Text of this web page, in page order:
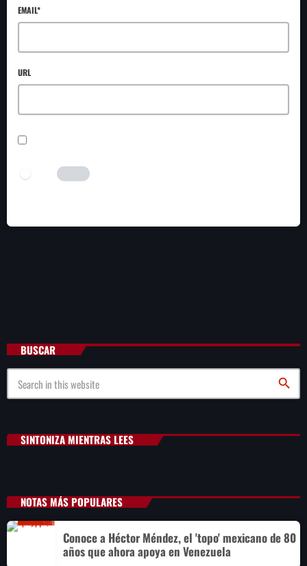
EMAIL*
URL
I AM HUMAN
BUSCAR
search
SINTONIZA MIENTRAS LEES
NOTAS MÁS POPULARES
Conoce a Héctor Méndez, el 'topo' mexicano de 80
años que ahora apoya en Venezuela